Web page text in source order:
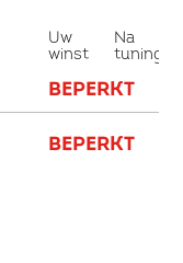
Uw
winst
Na
tuning
BEPERKT
BEPERKT